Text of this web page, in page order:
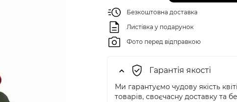
Безкоштовна доставка
Листівка у подарунок
Фото перед відправкою
Гарантія якості
Ми гарантуємо чудову якість
товарів, своєчасну доставку та